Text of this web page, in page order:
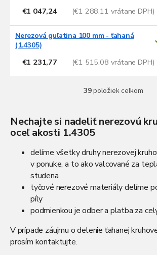
€1 047,24 (€1 288,11 vrátane DPH)
Nerezová guľatina 100 mm - ťahaná
(1.4305)
€1 231,77 (€1 515,08 vrátane DPH)
O
á
c
i
p
r
k
v
39položiek celkom
Nechajte si nadeliť nerezovú
oceľ akosti 1.4305
delíme všetky druhy nerezovej
v ponuke, a to ako valcované za
studena
tyčové nerezové materiály delíme
píly
podmienkou je odber a platba za
V prípade záujmu o delenie ťahanej
prosím kontaktujte.